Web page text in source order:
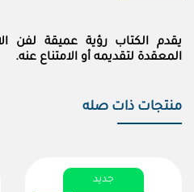
يقدم الكتاب رؤية عميقة لفن
المعقدة لتقديمه أو الامتناع عنه.
منتجات ذات صله
جديد